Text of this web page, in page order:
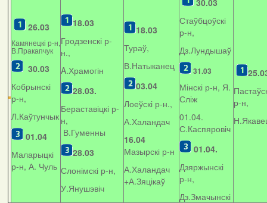
26.03
Камянецкі р-н,
В.Пракапчук
30.03
Кобрынскі
р-н,
Л.Каўтунчык
01.04
Маларыцкі
р-н, А. Чуль
18.03
Гродзенскі р-
н.,
A.Храмогін
28.03.
Бераставіцкі р-
н,
В.Гуменны
28.03
Слонімскі р-н,
У.Янушэвіч
18.03
Тураў,
В.Натыканец
03.04
Лоеўскі р-н.,
А.Халандач
16.04
Мазырскі р-н
А.Халандач
+А.Зяцікаў
30.03
Стаўбцоўскі
р-н,
Дз.Лундышаў
31.03
Мінскі р-н, Я.
Сліж
01.04.
С.Каспяровіч
01.04.
Дзяржынскі
р-н,
Дз.Змачынскі
р-н,